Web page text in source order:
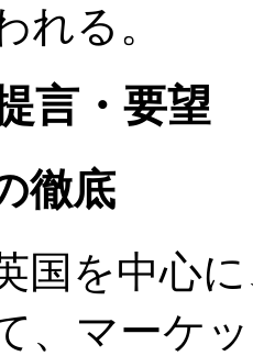
れる。
言・要望
徹底
国を中心
、マーケ